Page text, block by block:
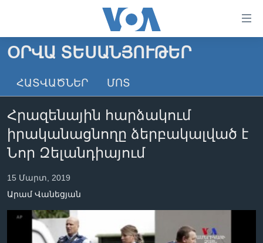
անցնել
հիմնական
անցնել
բովանդակությանը
հիմնական
բովանդակություն
ԳԼԽԱՎՈՐ ԷՋ
ԼՈՒՐԵՐ
ՏԵՍԱՆՅՈՒԹԵՐ
ՖԻԼՄԵՐ
IN ENGLISH
ՄԵՐ ՄԱՍԻՆ
«ԱՄԵՐԻԿԱՅԻ ՁԱՅՆ»-Ի ԿԱՆՈՆԱԴՐՈՒԹՅՈՒՆ
ԿԱՊ ՄԵԶ ՀԵՏ
ՈՒԿՐԱԻՆԱԿԱՆ ՊԱՏԵՐԱԶՄ
Learning English
ՕՐՎԱ ՏԵՍԱՆՅՈՒԹԵՐ
ՀԱՏՎԱԾՆԵՐ ՄՈՏ
Հրազենային հարձակում
իրականացնողը ձերբակալված է
Նոր Զելանդիայում
15 Մարտ, 2019
Արամ Վանեցյան